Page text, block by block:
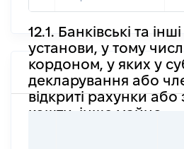
12.1. Банківські та
установи, у тому
кордоном, у яких у
декларування або
відкриті рахунки або
кошти, інше майно